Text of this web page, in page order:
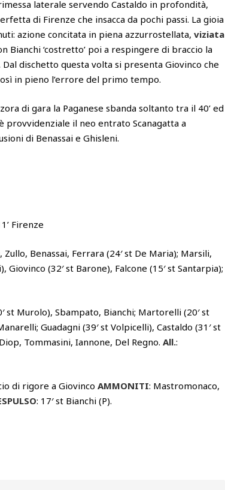
laterale servendo Castaldo in profondità,
di Firenze che insacca da pochi passi. La gioia
azione concitata in piena azzurrostellata, viziata
Bianchi ‘costretto’ poi a respingere di braccio la
dischetto questa volta si presenta Giovinco che
in pieno l’errore del primo tempo.
di gara la Paganese sbanda soltanto tra il 40’ ed
provvidenziale il neo entrato Scanagatta a
di Benassai e Ghisleni.
Firenze
Benassai, Ferrara (24′ st De Maria); Marsili,
(32′ st Barone), Falcone (15′ st Santarpia);
st Murolo), Sbampato, Bianchi; Martorelli (20′ st
Guadagni (39′ st Volpicelli), Castaldo (31′ st
Tommasini, Iannone, Del Regno. All.:
di rigore a Giovinco AMMONITI: Mastromonaco,
: 17′ st Bianchi (P).